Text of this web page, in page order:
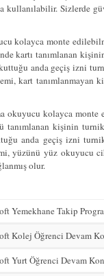
Sizlerde
kolayca monte
kartı tanımlanan
anda geçiş izni
kart tanımlanmayan
okuyucu kolayca
kişinin
anda geçiş izni
yüzünü yüz okuyucu
olur.
Yemekhane Takip
Kolej Öğrenci Devam
Yurt Öğrenci Devam